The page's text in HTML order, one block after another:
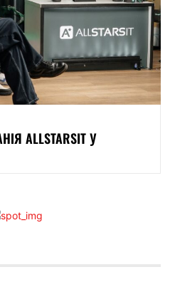
ALLSTARSIT У